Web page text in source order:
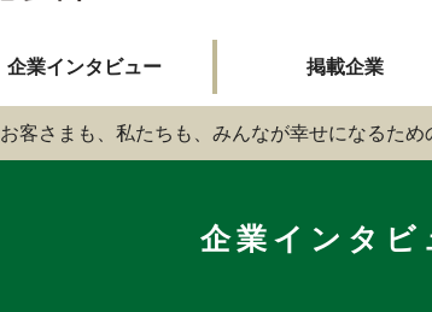
企業インタビュー 掲載企業
お客さまも、私たちも、みんなが幸せになるため
企業インタビ